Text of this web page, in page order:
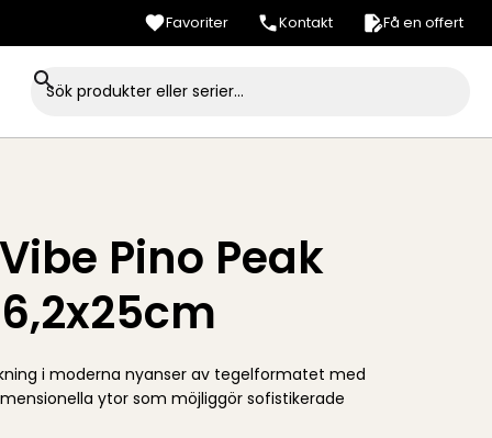
Favoriter Kontakt Få en offert
Pino Peak
i moderna nyanser av tegelformatet med
ytor som möjliggör sofistikerade